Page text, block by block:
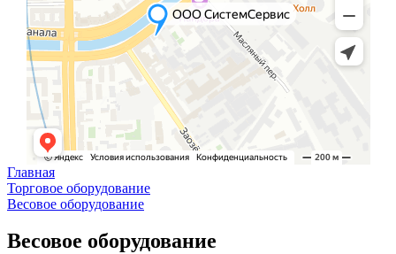
Главная
Торговое оборудование
Весовое оборудование
Весовое оборудование